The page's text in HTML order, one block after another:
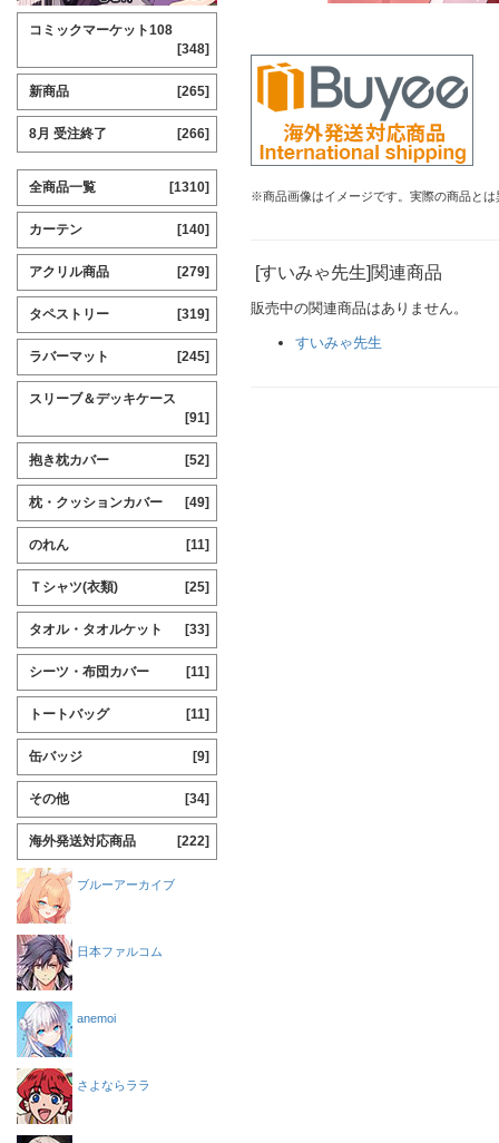
※商品画像はイメージです。実際の商品と
[すいみゃ先生]関連商品
販売中の関連商品はありません。
すいみゃ先生
コミックマーケット108
[348]
新商品 [265]
8月 受注終了 [266]
全商品一覧 [1310]
カーテン [140]
アクリル商品 [279]
タペストリー [319]
ラバーマット [245]
スリーブ＆デッキケース
[91]
抱き枕カバー [52]
枕・クッションカバー [49]
のれん [11]
Ｔシャツ(衣類) [25]
タオル・タオルケット [33]
シーツ・布団カバー [11]
トートバッグ [11]
缶バッジ [9]
その他 [34]
海外発送対応商品 [222]
ブルーアーカイブ
日本ファルコム
anemoi
さよならララ